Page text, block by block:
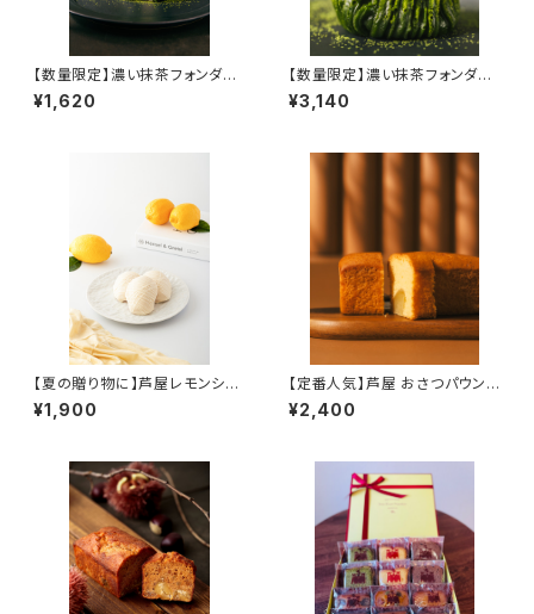
【数量限定】濃い抹茶フォンダン
ショコラ 4個入 保存料香料
不使用
¥1,620
【数量限定】濃い抹茶フォンダン
ショコラ 8個入 保存料香料
不使用
¥3,140
【夏の贈り物に】芦屋レモンショ
コラマドレーヌ 6個入り
¥1,900
【定番人気】芦屋 おさつパウン
ド 1本 保存料香料不使
用
¥2,400